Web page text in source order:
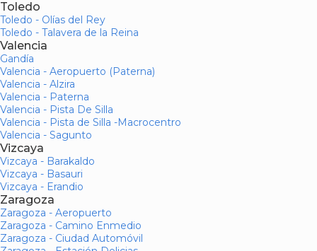
Toledo
Toledo - Olías del Rey
Toledo - Talavera de la Reina
Valencia
Gandía
Valencia - Aeropuerto (Paterna)
Valencia - Alzira
Valencia - Paterna
Valencia - Pista De Silla
Valencia - Pista de Silla -Macrocentro
Valencia - Sagunto
Vizcaya
Vizcaya - Barakaldo
Vizcaya - Basauri
Vizcaya - Erandio
Zaragoza
Zaragoza - Aeropuerto
Zaragoza - Camino Enmedio
Zaragoza - Ciudad Automóvil